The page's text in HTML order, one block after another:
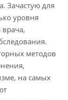
Зачастую для
уровня
методов
на самых